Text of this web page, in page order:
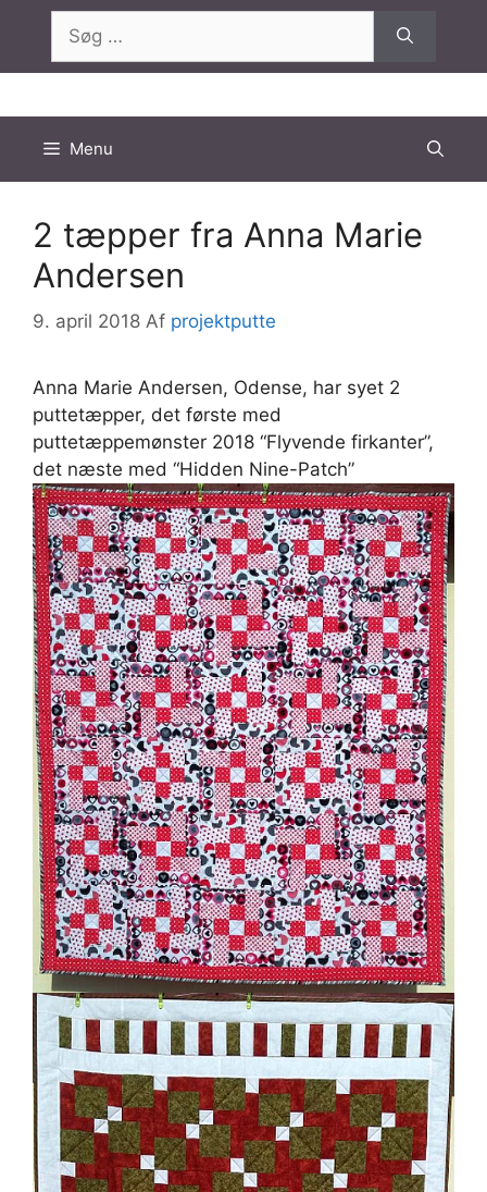
indhold
efter:
Menu
2 tæpper fra Anna Marie
Andersen
9. april 2018 Af projektputte
Anna Marie Andersen, Odense, har syet 2
puttetæpper, det første med
puttetæppemønster 2018 “Flyvende firkanter”,
det næste med “Hidden Nine-Patch”